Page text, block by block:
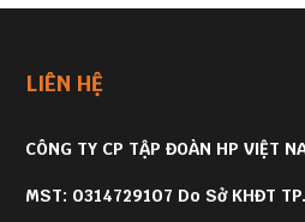
LIÊN HỆ
CÔNG TY CP TẬP ĐOÀN HP VIỆT
MST: 0314729107 Do Sở KHĐT